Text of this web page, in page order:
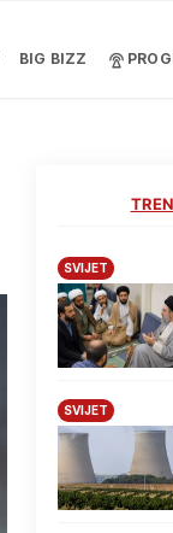
BIG BIZZ
SVIJET
SVIJET